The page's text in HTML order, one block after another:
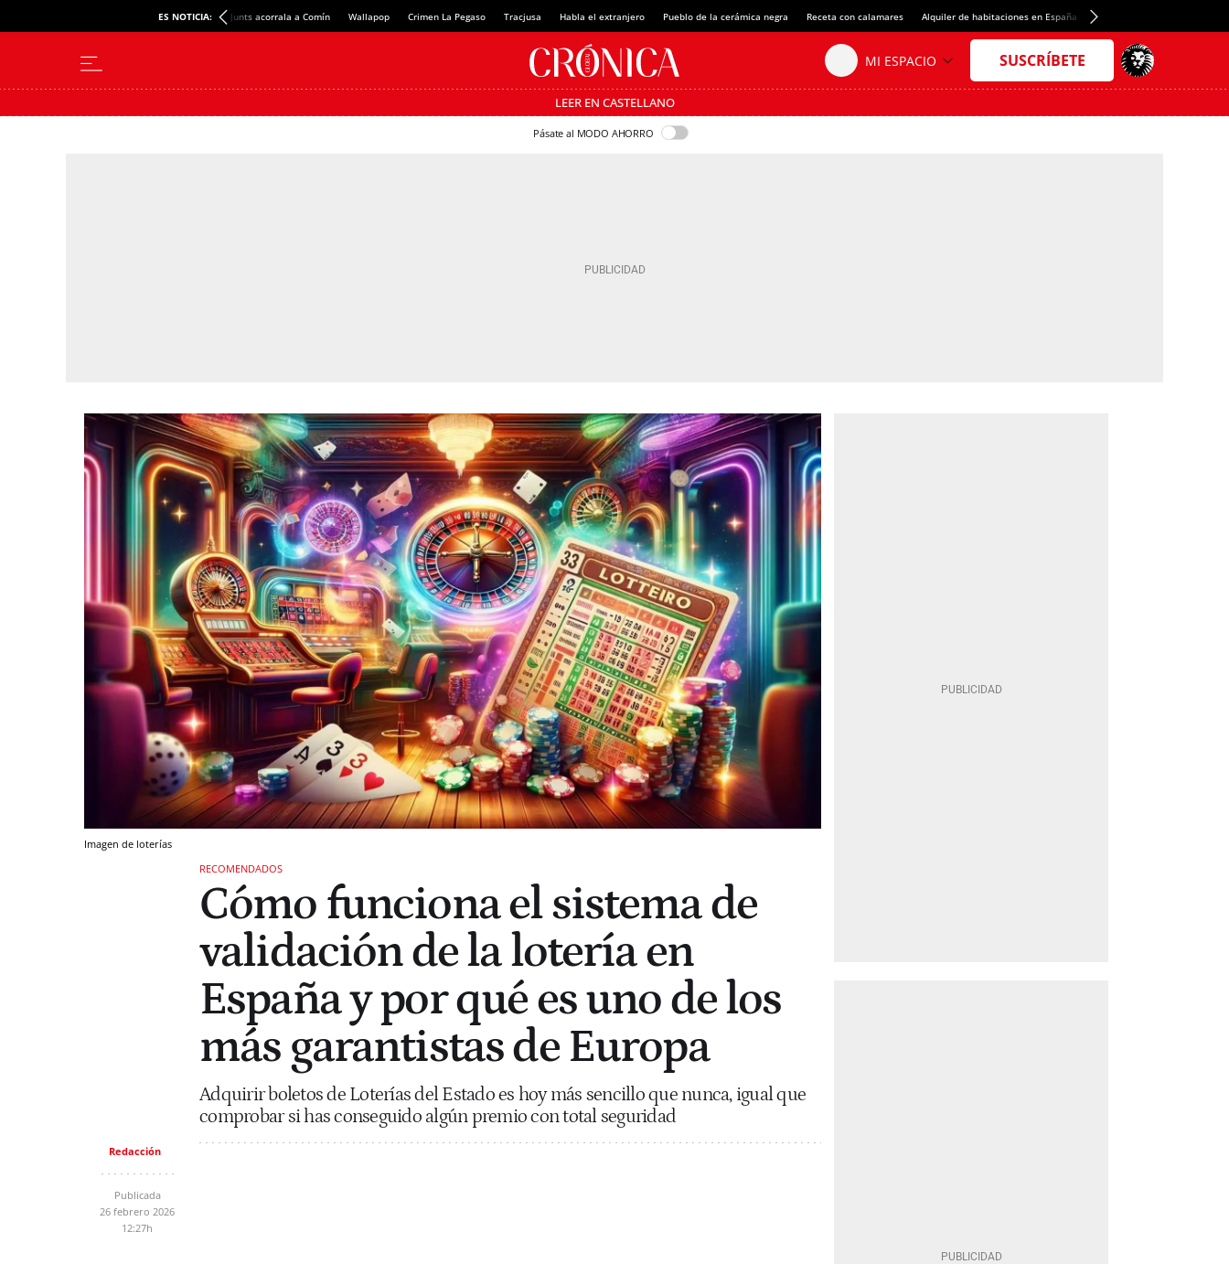
ES NOTICIA: Junts acorrala a Comín Wallapop Crimen La Pegaso Tracjusa Habla el extranjero Pueblo de la cerámica negra Receta con calamares Alquiler de habitaciones en España Crédito del Spotify Camp Nou
LEER EN CASTELLANO
Pásate al MODO AHORRO
Imagen de loterías
RECOMENDADOS
Cómo funciona el sistema de
validación de la lotería en
España y por qué es uno de los
más garantistas de Europa
Adquirir boletos de Loterías del Estado es hoy más sencillo que nunca, igual que
comprobar si has conseguido algún premio con total seguridad
Redacción
Publicada
26 febrero 2026
12:27h